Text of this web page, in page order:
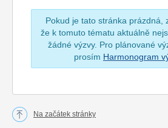
Pokud je tato stránka prázdná,
že k tomuto tématu aktuálně
žádné výzvy. Pro plánované
prosím Harmonogram
Na začátek stránky